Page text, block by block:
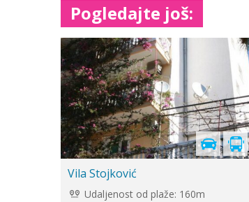
Pogledajte još:
Vila ACD
Udaljenost od plaže: 100m